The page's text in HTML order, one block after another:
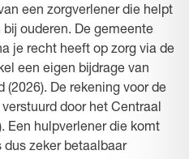
een zorgverlener die helpt
ouderen. De gemeente
je recht heeft op zorg via de
een eigen bijdrage van
(2026). De rekening voor de
door het Centraal
Een hulpverlener die komt
zeker betaalbaar